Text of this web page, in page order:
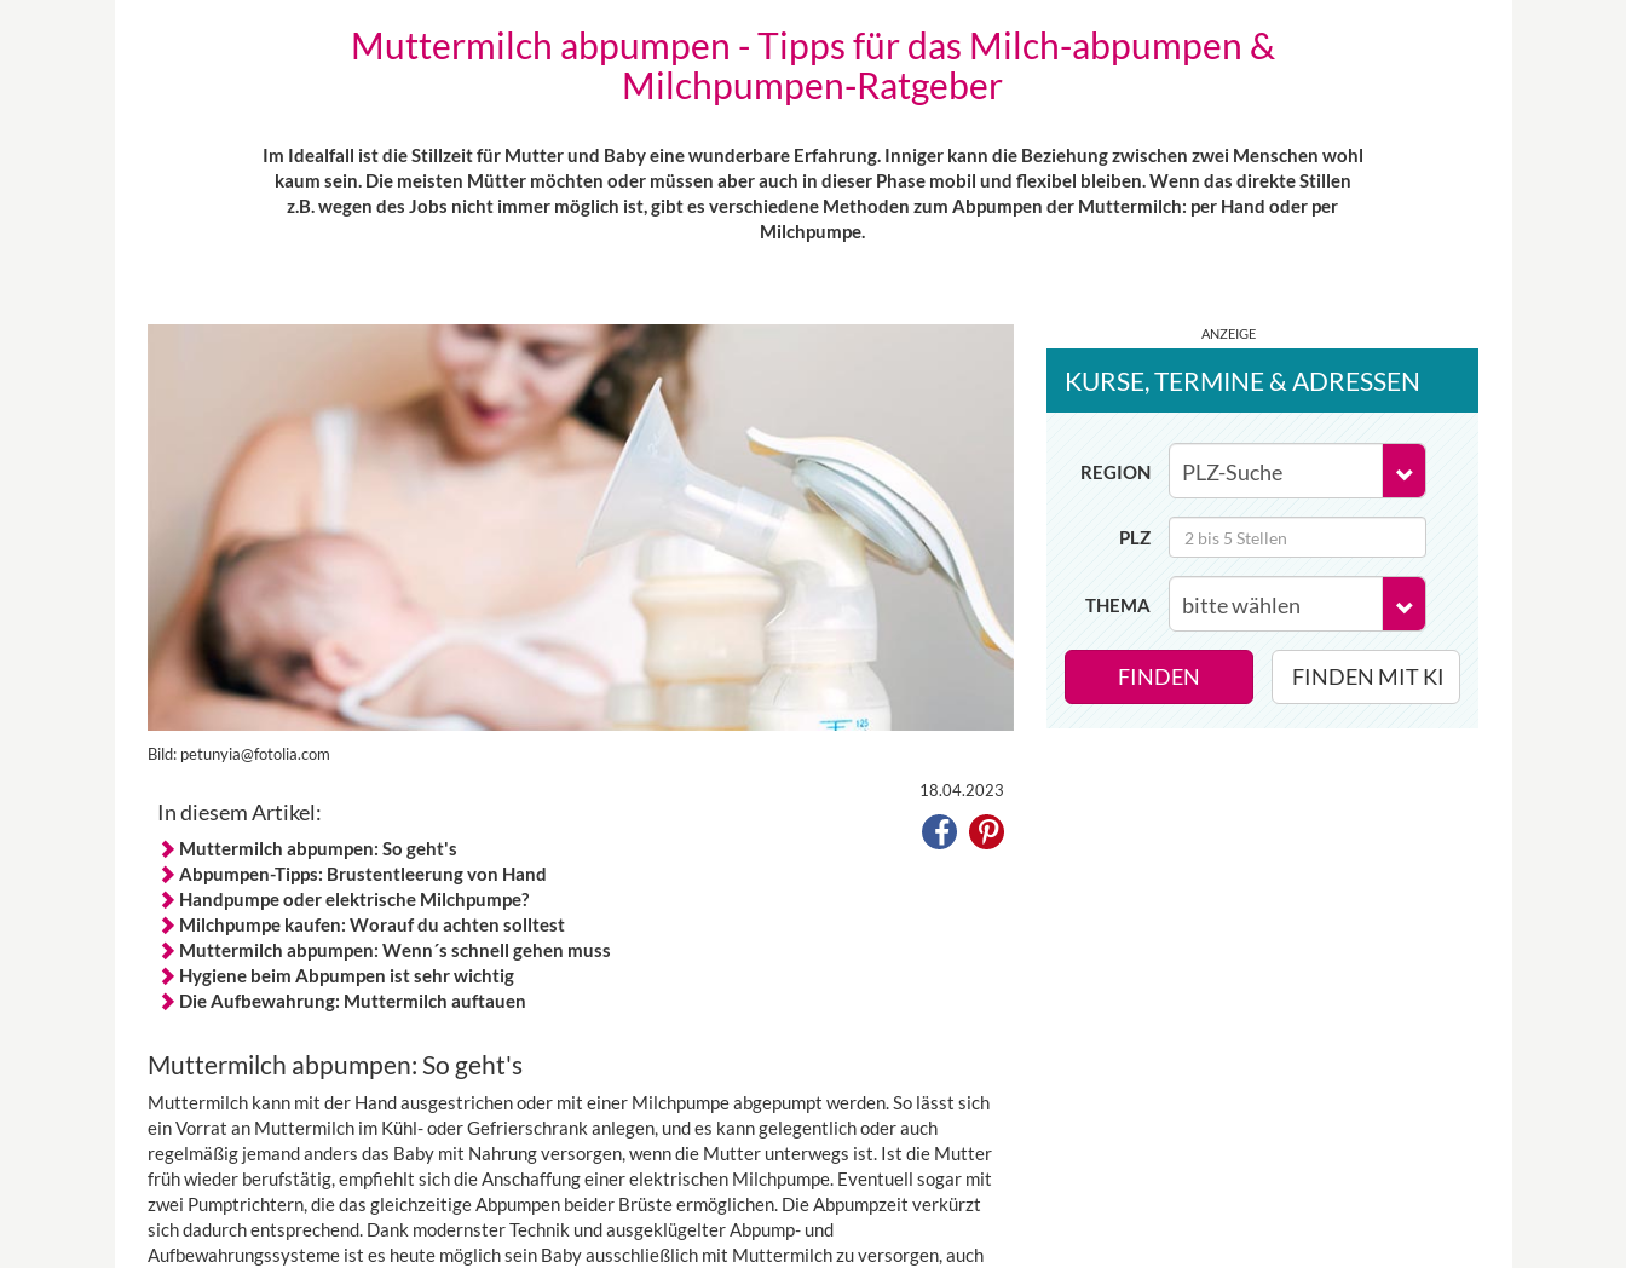
Muttermilch abpumpen - Tipps für das Milch-abpumpen &
Milchpumpen-Ratgeber
Im Idealfall ist die Stillzeit für Mutter und Baby eine wunderbare Erfahrung. Inniger kann die Beziehung zwischen zwei Menschen wohl
kaum sein. Die meisten Mütter möchten oder müssen aber auch in dieser Phase mobil und flexibel bleiben. Wenn das direkte Stillen
z.B. wegen des Jobs nicht immer möglich ist, gibt es verschiedene Methoden zum Abpumpen der Muttermilch: per Hand oder per
Milchpumpe.
Bild: petunyia@fotolia.com
In diesem Artikel:
Muttermilch abpumpen: So geht's
Abpumpen-Tipps: Brustentleerung von Hand
Handpumpe oder elektrische Milchpumpe?
Milchpumpe kaufen: Worauf du achten solltest
Muttermilch abpumpen: Wenn´s schnell gehen muss
Hygiene beim Abpumpen ist sehr wichtig
Die Aufbewahrung: Muttermilch auftauen
18.04.2023
Muttermilch abpumpen: So geht's
Muttermilch kann mit der Hand ausgestrichen oder mit einer Milchpumpe abgepumpt werden. So lässt sich
ein Vorrat an Muttermilch im Kühl- oder Gefrierschrank anlegen, und es kann gelegentlich oder auch
regelmäßig jemand anders das Baby mit Nahrung versorgen, wenn die Mutter unterwegs ist. Ist die Mutter
früh wieder berufstätig, empfiehlt sich die Anschaffung einer elektrischen Milchpumpe. Eventuell sogar mit
zwei Pumptrichtern, die das gleichzeitige Abpumpen beider Brüste ermöglichen. Die Abpumpzeit verkürzt
sich dadurch entsprechend. Dank modernster Technik und ausgeklügelter Abpump- und
Aufbewahrungssysteme ist es heute möglich sein Baby ausschließlich mit Muttermilch zu versorgen, auch
KURSE, TERMINE & ADRESSEN
REGION
PLZ
THEMA
FINDEN FINDEN MIT KI